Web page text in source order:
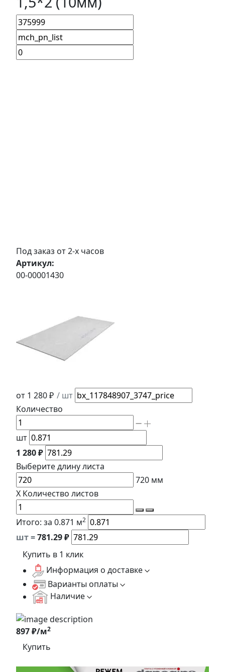
Под заказ от 2-х часов
Артикул:
00-00001430
от 1 280 ₽ / шт
Количество
шт
1 280 ₽
Выберите длинулиста
720 мм
X Количество листов
Итого: за 0.871 м2
шт =781.29₽
Купить в 1 клик
Информация о доставке
Варианты оплаты
Наличие
897 ₽/м2
Купить